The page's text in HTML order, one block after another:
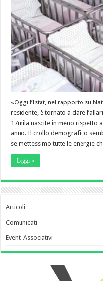
«Oggi l’Istat, nel rapporto su
residente, è tornato a dare
17mila nascite in meno rispetto
anno. Il crollo demografico
se mettessimo tutte le energie
Leggi »
Articoli
Comunicati
Eventi Associativi